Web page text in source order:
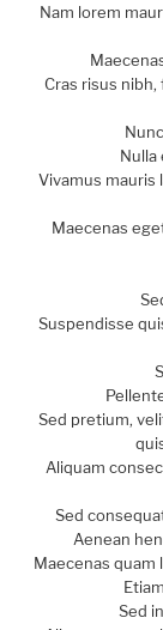
Nam lorem
Cras risus
Nulla
Vivamus mauris
Maecenas
Suspendisse
Sed pretium,
Aliquam
Sed
Aenean
Maecenas quam
Sed